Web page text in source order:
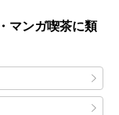
マンガ喫茶に類